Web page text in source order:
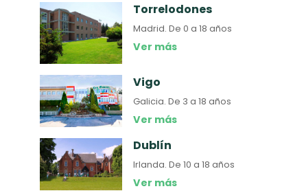
Torrelodones
Madrid.De 0 a 18 años
Ver más
Vigo
Galicia.De 3 a 18 años
Ver más
Dublín
Irlanda.De 10 a 18 años
Ver más